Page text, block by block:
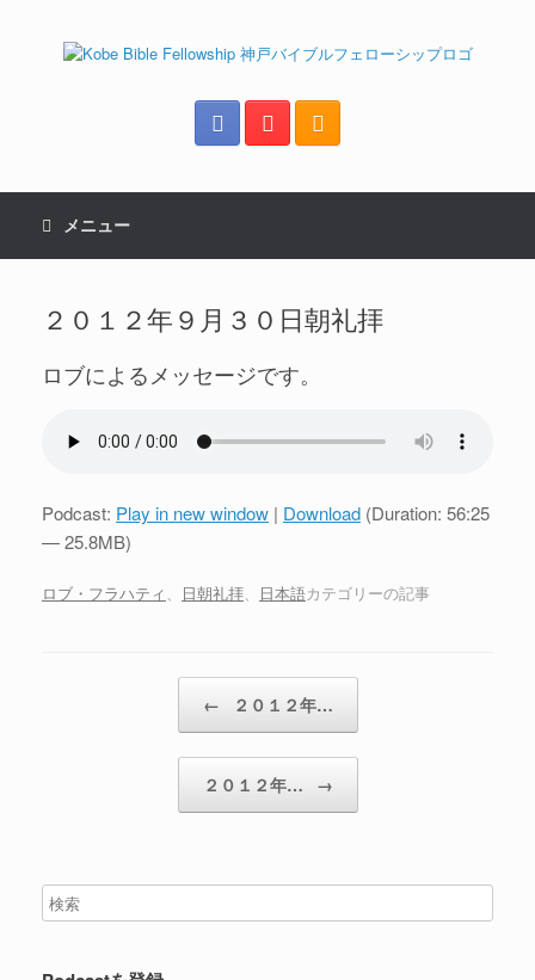
メニュー
２０１２年９月３０日朝礼拝
ロブによるメッセージです。
Podcast: Play in new window | Download (Duration: 56:25
— 25.8MB)
ロブ・フラハティ 日朝礼拝 日本語カテゴリーの記事
← ２０１２年…
２０１２年… →